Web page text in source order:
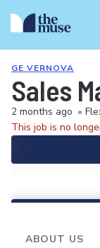
GE VERNOVA
Sales
2 months ago •
This job is no
ABOUT US